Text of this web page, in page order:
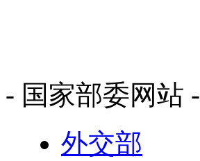
- 国家部委网站 -
外交部